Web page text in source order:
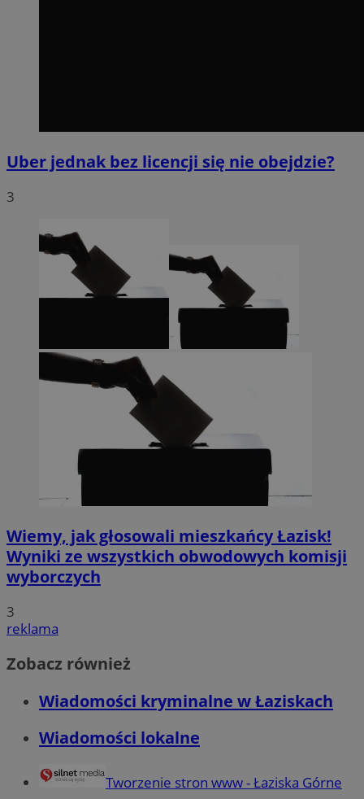
Uber jednak bez licencji się nie obejdzie?
3
Wiemy, jak głosowali mieszkańcy Łazisk!
Wyniki ze wszystkich obwodowych komisji
wyborczych
3
reklama
Zobacz również
Wiadomości kryminalne w Łaziskach
Wiadomości lokalne
Tworzenie stron www - Łaziska Górne